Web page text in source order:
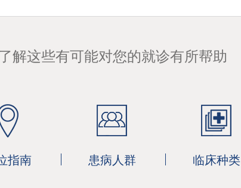
了解这些有可能对您的就诊有所帮助
指南 患病人群 临床种类